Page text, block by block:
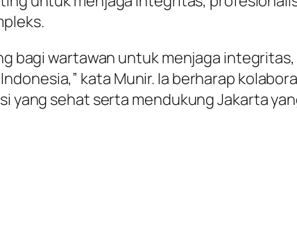
bagi wartawan untuk menjaga
kata Munir. Ia berharap
yang sehat serta mendukung Jakarta